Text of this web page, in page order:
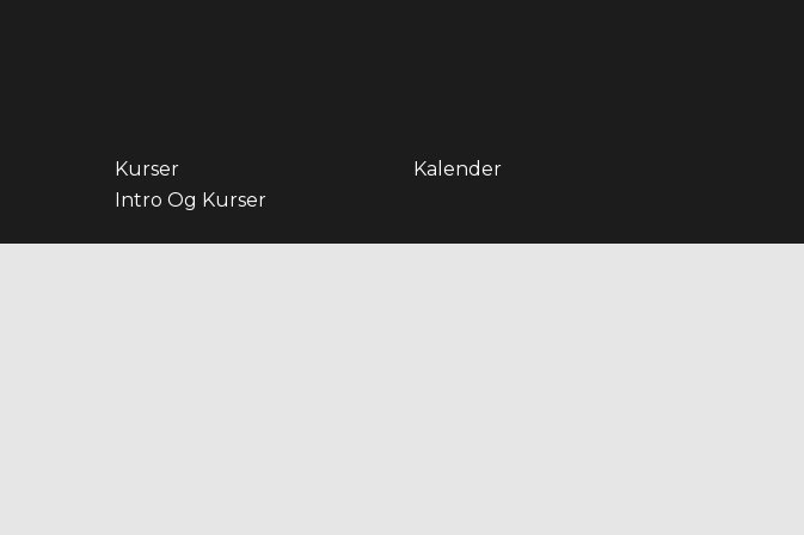
Kurser
Kalender
Intro Og Kurser